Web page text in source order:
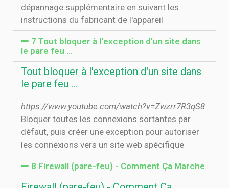
dépannage supplémentaire en suivant les
instructions du fabricant de l'appareil
7 Tout bloquer à l'exception d'un site dans
le pare feu ...
Tout bloquer à l'exception d'un site dans
le pare feu ...
https://www.youtube.com/watch?v=Zwzrr7R3qS8
Bloquer toutes les connexions sortantes par
défaut, puis créer une exception pour autoriser
les connexions vers un site web spécifique
8 Firewall (pare-feu) - Comment Ça Marche